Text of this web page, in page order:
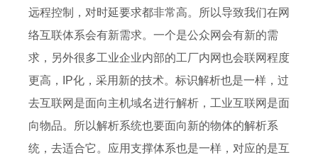
远程控制，对时延要求都非常高。所以导致我们在网
络互联体系会有新需求。一个是公众网会有新的需
求，另外很多工业企业内部的工厂内网也会联网程度
更高，IP化，采用新的技术。标识解析也是一样，过
去互联网是面向主机域名进行解析，工业互联网是面
向物品。所以解析系统也要面向新的物体的解析系
统，去适合它。应用支撑体系也是一样，对应的是互